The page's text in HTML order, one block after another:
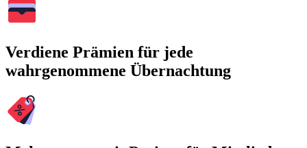
Verdiene Prämien für jede
wahrgenommene Übernachtung